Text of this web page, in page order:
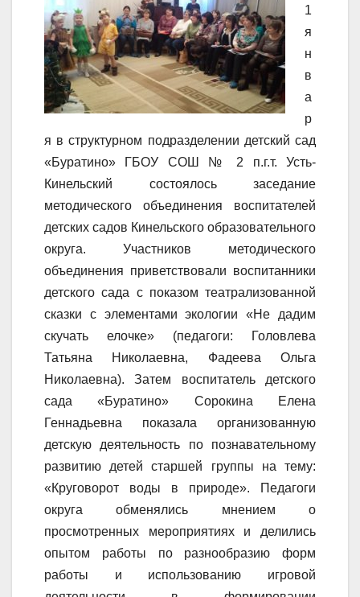
1
я
н
в
а
р
я в структурном подразделении детский сад
«Буратино» ГБОУ СОШ № 2 п.г.т. Усть-
Кинельский состоялось заседание
методического объединения воспитателей
детских садов Кинельского образовательного
округа. Участников методического
объединения приветствовали воспитанники
детского сада с показом театрализованной
сказки с элементами экологии «Не дадим
скучать елочке» (педагоги: Головлева
Татьяна Николаевна, Фадеева Ольга
Николаевна). Затем воспитатель детского
сада «Буратино» Сорокина Елена
Геннадьевна показала организованную
детскую деятельность по познавательному
развитию детей старшей группы на тему:
«Круговорот воды в природе». Педагоги
округа обменялись мнением о
просмотренных мероприятиях и делились
опытом работы по разнообразию форм
работы и использованию игровой